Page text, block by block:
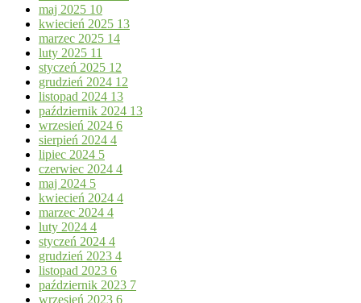
maj 2025 10
kwiecień 2025 13
marzec 2025 14
luty 2025 11
styczeń 2025 12
grudzień 2024 12
listopad 2024 13
październik 2024 13
wrzesień 2024 6
sierpień 2024 4
lipiec 2024 5
czerwiec 2024 4
maj 2024 5
kwiecień 2024 4
marzec 2024 4
luty 2024 4
styczeń 2024 4
grudzień 2023 4
listopad 2023 6
październik 2023 7
wrzesień 2023 6